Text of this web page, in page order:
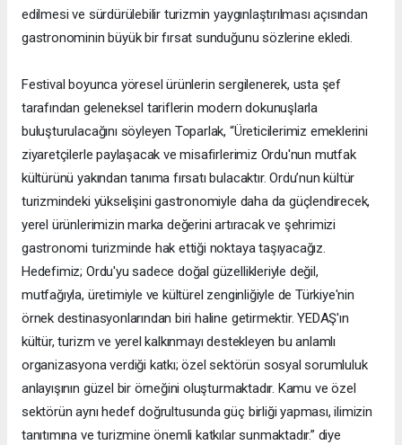
edilmesi ve sürdürülebilir turizmin yaygınlaştırılması açısından
gastronominin büyük bir fırsat sunduğunu sözlerine ekledi.
Festival boyunca yöresel ürünlerin sergilenerek, usta şef
tarafından geleneksel tariflerin modern dokunuşlarla
buluşturulacağını söyleyen Toparlak, “Üreticilerimiz emeklerini
ziyaretçilerle paylaşacak ve misafirlerimiz Ordu'nun mutfak
kültürünü yakından tanıma fırsatı bulacaktır. Ordu’nun kültür
turizmindeki yükselişini gastronomiyle daha da güçlendirecek,
yerel ürünlerimizin marka değerini artıracak ve şehrimizi
gastronomi turizminde hak ettiği noktaya taşıyacağız.
Hedefimiz; Ordu'yu sadece doğal güzellikleriyle değil,
mutfağıyla, üretimiyle ve kültürel zenginliğiyle de Türkiye'nin
örnek destinasyonlarından biri haline getirmektir. YEDAŞ'ın
kültür, turizm ve yerel kalkınmayı destekleyen bu anlamlı
organizasyona verdiği katkı; özel sektörün sosyal sorumluluk
anlayışının güzel bir örneğini oluşturmaktadır. Kamu ve özel
sektörün aynı hedef doğrultusunda güç birliği yapması, ilimizin
tanıtımına ve turizmine önemli katkılar sunmaktadır.” diye